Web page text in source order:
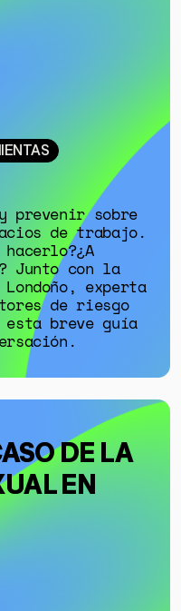
prevenir sobre
de trabajo.
Junto con la
experta
de riesgo
esta breve guía
DE LA
EN